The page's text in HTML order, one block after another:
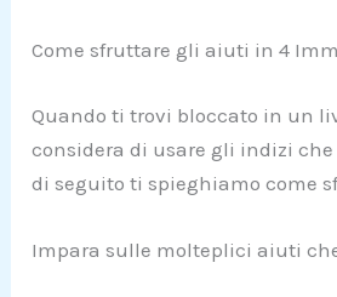
Come sfruttare gli aiuti in 4
Quando ti trovi bloccato in un
considera di usare gli indizi che
di seguito ti spieghiamo come
Impara sulle molteplici aiuti